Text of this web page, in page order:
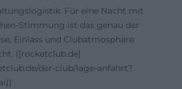
Für eine Nacht mit
Stimmung ist das genau der
Einlass und Clubatmosphäre
([rocketclub.de]
der-club/lage-anfahrt?